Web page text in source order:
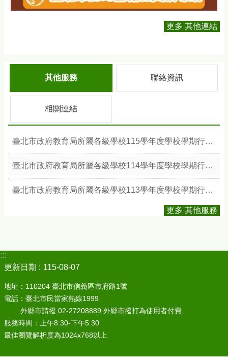
更多 其他連結
其他服務 聯絡資訊
相關連結
臺北市政府教育局所屬各級學校115學年度學校學期行事簡曆
臺北市政府教育局所屬各級學校114學年度學校學期行事簡曆
臺北市政府教育局所屬各級學校113學年度學校學期行事簡曆
更多 其他服務
:::
更新日期
115-08-07
地址：110204 臺北市信義區市府路1號
電話：臺北市民當家熱線1999
外縣市請撥 02-27208889 外縣市撥打為使用者付費
服務時間：上午8:30-下午5:30
最佳瀏覽解析度為1024x768以上